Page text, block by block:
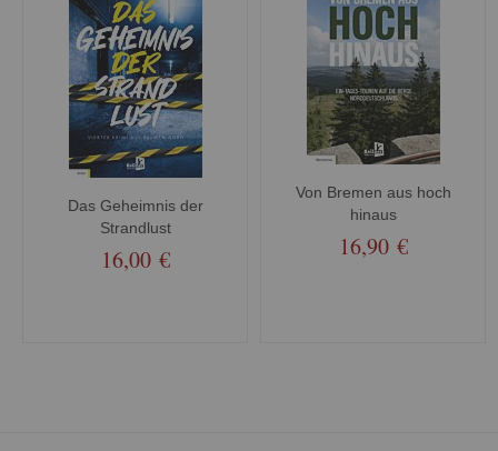
Das Geheimnis der
Strandlust
16,00 €
Von Bremen aus hoch
hinaus
16,90 €